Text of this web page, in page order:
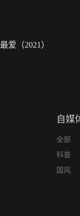
最爱（2021）
自媒
全部
科普
国风